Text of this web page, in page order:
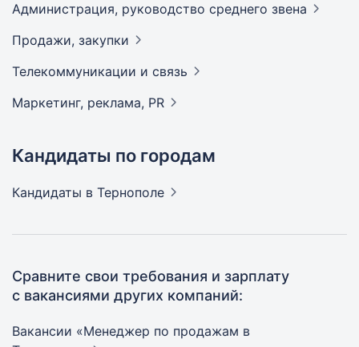
Администрация, руководство среднего звена
Продажи, закупки
Телекоммуникации и связь
Маркетинг, реклама, PR
Кандидаты по городам
Кандидаты в Тернополе
Сравните свои требования и зарплату
с вакансиями других компаний:
Вакансии «Менеджер по продажам в